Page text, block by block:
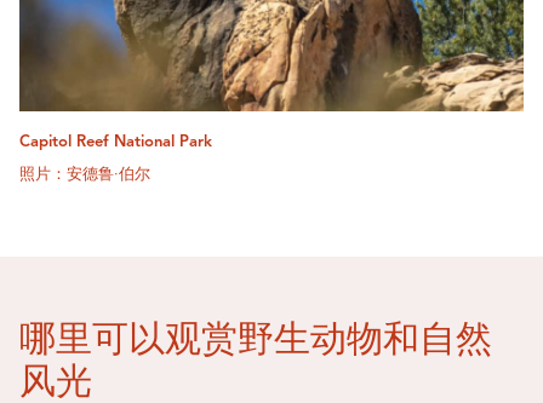
Capitol Reef National Park
照片：安德鲁·伯尔
哪里可以观赏野生动物和自然
风光